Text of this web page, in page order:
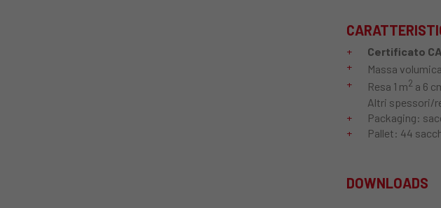
Certificato
Massa
Resa 1 m2a 6
Altri spessori/
Packaging:
Pallet: 44
DOWNLOADS